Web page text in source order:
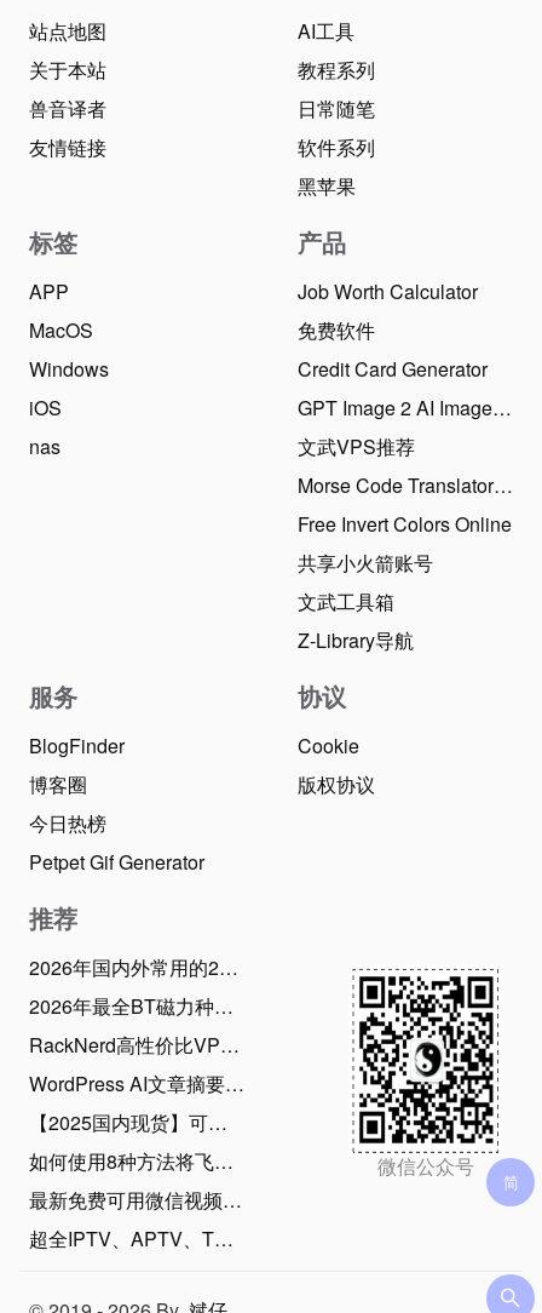
站点地图
关于本站
兽音译者
友情链接
AI工具
教程系列
日常随笔
软件系列
黑苹果
标签
APP
MacOS
Windows
iOS
nas
产品
Job Worth Calculator
免费软件
Credit Card Generator
GPT Image 2 AI Image Generator
文武VPS推荐
Morse Code Translator Online
Free Invert Colors Online
共享小火箭账号
文武工具箱
Z-Library导航
服务
BlogFinder
博客圈
今日热榜
Petpet Gif Generator
协议
Cookie
版权协议
推荐
2026年国内外常用的28款BT磁力下载工具推荐：老司机必备！
2026年最全BT磁力种子搜索引擎网站，资源应有尽有
RackNerd高性价比VPS优惠码和最新2026年6月促销活动整理（2026年6月22日）
WordPress AI文章摘要生成插件使用指南，支持20款AI大模型、批量生成摘要
【2025国内现货】可在中国漫游的新西兰Skinny电话卡，免费收短信可0元保号
如何使用8种方法将飞书文档快速单篇/批量导出为Markdown？（2025年11月）
最新免费可用微信视频号下载方法，亲测简单易用！（2026年7月30日）
超全IPTV、APTV、TVBox直播源和电视TV观看工具（2026年8月1日持续更新）
微信公众号